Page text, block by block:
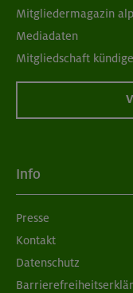
Mitgliedermagazin
Mediadaten
Mitgliedschaft
Info
Presse
Kontakt
Datenschutz